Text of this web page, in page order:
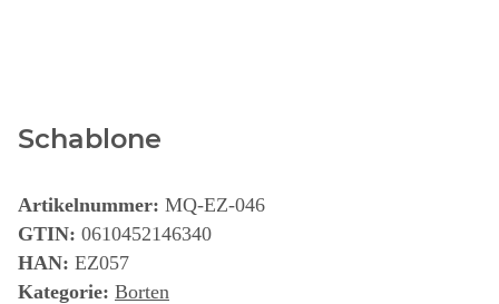
Schablone
Artikelnummer: MQ-EZ-046
GTIN: 0610452146340
HAN: EZ057
Kategorie: Borten